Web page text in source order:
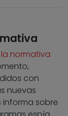
la normativa
con
nuevas
informa sobre